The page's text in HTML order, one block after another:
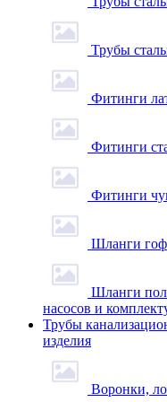
Трубы
Фитинги
Фитинги
Фитинги
Шланги
Шланги
насосов и
Трубы
изделия
Воронки,